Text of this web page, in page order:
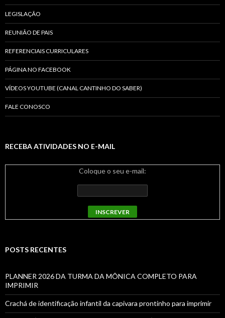
LEGISLAÇÃO
REUNIÃO DE PAIS
REFERENCIAIS CURRICULARES
PÁGINA NO FACEBOOK
VÍDEOS YOUTUBE (CANAL CANTINHO DO SABER)
FALE CONOSCO
RECEBA ATIVIDADES NO E-MAIL
Coloque o seu e-mail:
POSTS RECENTES
PLANNER 2026 DA TURMA DA MÔNICA COMPLETO PARA
IMPRIMIR
Crachá de identificação infantil da capivara prontinho para imprimir